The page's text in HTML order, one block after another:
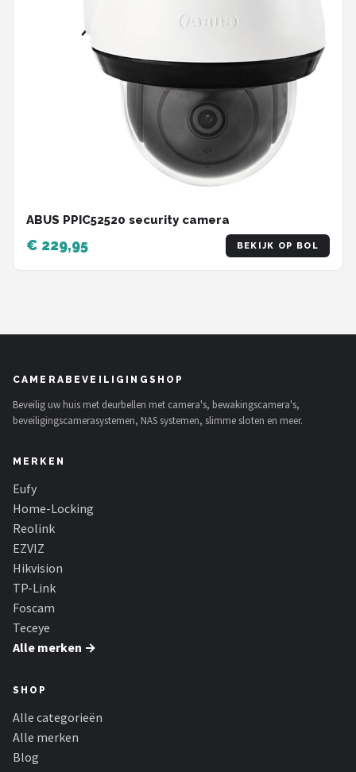
ABUS PPIC52520 security camera
€ 229,95 BEKIJK OP BOL
CAMERABEVEILIGINGSHOP
Beveilig uw huis met deurbellen met camera's, bewakingscamera's,
beveiligingscamerasystemen, NAS systemen, slimme sloten en meer.
MERKEN
Eufy
Home-Locking
Reolink
EZVIZ
Hikvision
TP-Link
Foscam
Teceye
Alle merken →
SHOP
Alle categorieën
Alle merken
Blog